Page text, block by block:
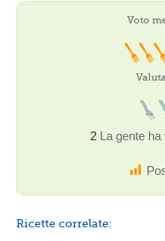
Voto
2 La gente
Ricette correlate: